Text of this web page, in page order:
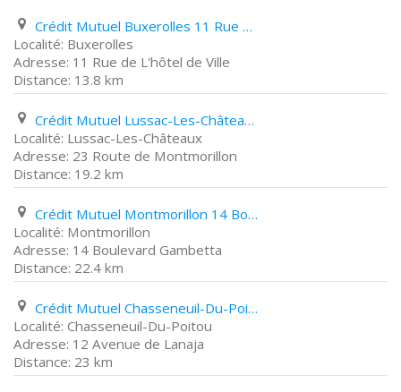
Crédit Mutuel Buxerolles 11 Rue de L'hôtel de Ville
Buxerolles
11 Rue de L'hôtel de Ville
13.8 km
Crédit Mutuel Lussac-Les-Châteaux 23 Route de Montmorillon
Lussac-Les-Châteaux
23 Route de Montmorillon
19.2 km
Crédit Mutuel Montmorillon 14 Boulevard Gambetta
Montmorillon
14 Boulevard Gambetta
22.4 km
Crédit Mutuel Chasseneuil-Du-Poitou 12 Avenue de Lanaja
Chasseneuil-Du-Poitou
12 Avenue de Lanaja
23 km